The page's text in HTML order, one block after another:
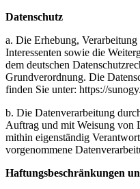
Datenschutz
a. Die Erhebung,
Interessenten sowie die
dem deutschen
Grundverordnung. Die
finden Sie unter: https://
b. Die Datenverarbeitung
Auftrag und mit Weisung von
mithin eigenständig
vorgenommene
Haftungsbeschränkungen